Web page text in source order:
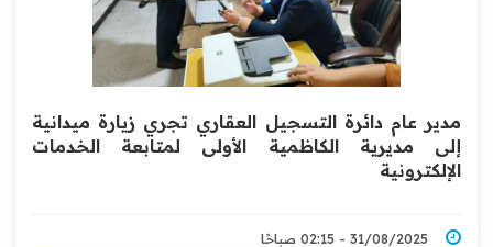
مدير عام دائرة التسجيل العقاري تجري زيارة ميدانية
إلى مديرية الكاظمية الأولى لمتابعة الخدمات
الإلكترونية
31/08/2025 - 02:15 صباحًا